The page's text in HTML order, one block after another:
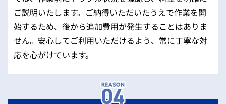
ご説明いたします。ご納得いただいたうえで作業を開
始するため、後から追加費用が発生することはありま
せん。安心してご利用いただけるよう、常に丁寧な対
応を心がけています。